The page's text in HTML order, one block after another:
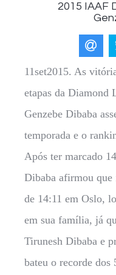
2015 IAAF
11set2015. As
etapas da Diamond
Genzebe Dibaba
temporada e o
Após ter marcado
Dibaba afirmou
de 14:11 em Oslo,
em sua família, já
Tirunesh Dibaba e
bateu o recorde